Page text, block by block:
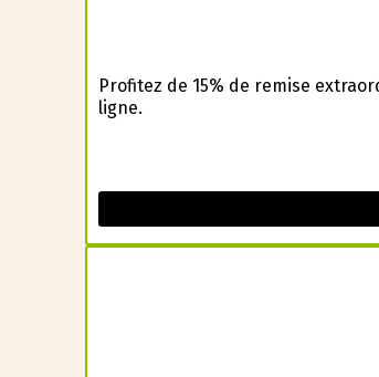
Profitez de 15% de remise
ligne.